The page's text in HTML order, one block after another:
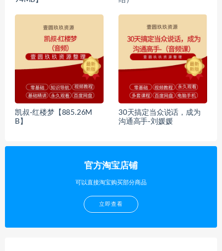
凯叔-红楼梦【885.26M
B】
30天搞定当众说话，成为
沟通高手-刘媛媛
官方淘宝店铺
可以直接淘宝购买部分商品
立即查看